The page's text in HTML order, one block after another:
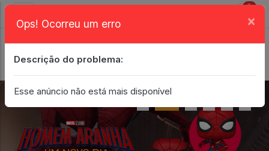
0
Ops! Ocorreu um erro ×
Descrição do problema:
Esse anúncio não está mais disponível